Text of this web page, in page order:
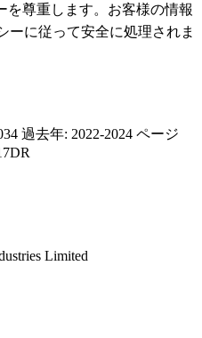
を尊重します。お客様の情報
ーに従って安全に処理されま
過去年: 2022-2024 ページ